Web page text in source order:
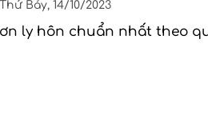
Thứ Bảy, 14/10/2023
ly hôn chuẩn nhất theo